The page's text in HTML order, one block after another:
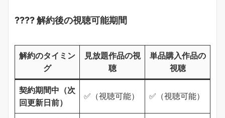
???? 解約後の視聴可能期間
解約のタイミン
グ
見放題作品の視
聴
単品購入作品の
視聴
契約期間中（次
回更新日前）
✅（視聴可能） ✅（視聴可能）